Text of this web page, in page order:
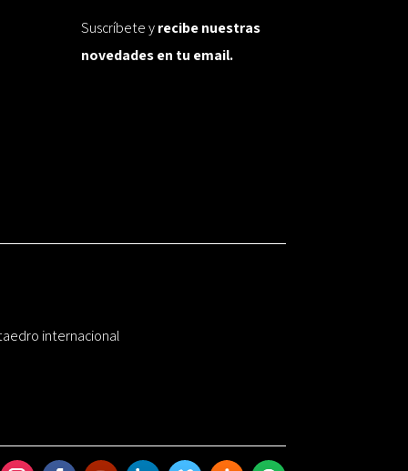
Suscríbete yrecibe nuestras
novedades en tu email.
internacional